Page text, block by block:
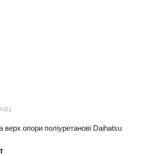
верх опори поліуретанові Daihatsu